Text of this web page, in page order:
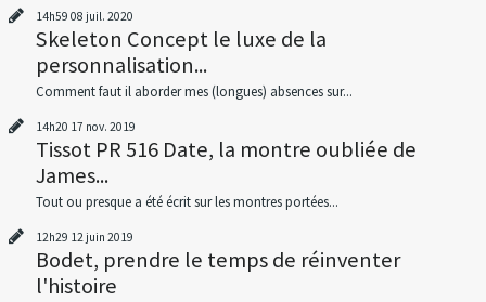
14h59 08 juil. 2020
Skeleton Concept le luxe de la
personnalisation...
Comment faut il aborder mes (longues) absences sur...
14h20 17 nov. 2019
Tissot PR 516 Date, la montre oubliée de
James...
Tout ou presque a été écrit sur les montres portées...
12h29 12 juin 2019
Bodet, prendre le temps de réinventer
l'histoire